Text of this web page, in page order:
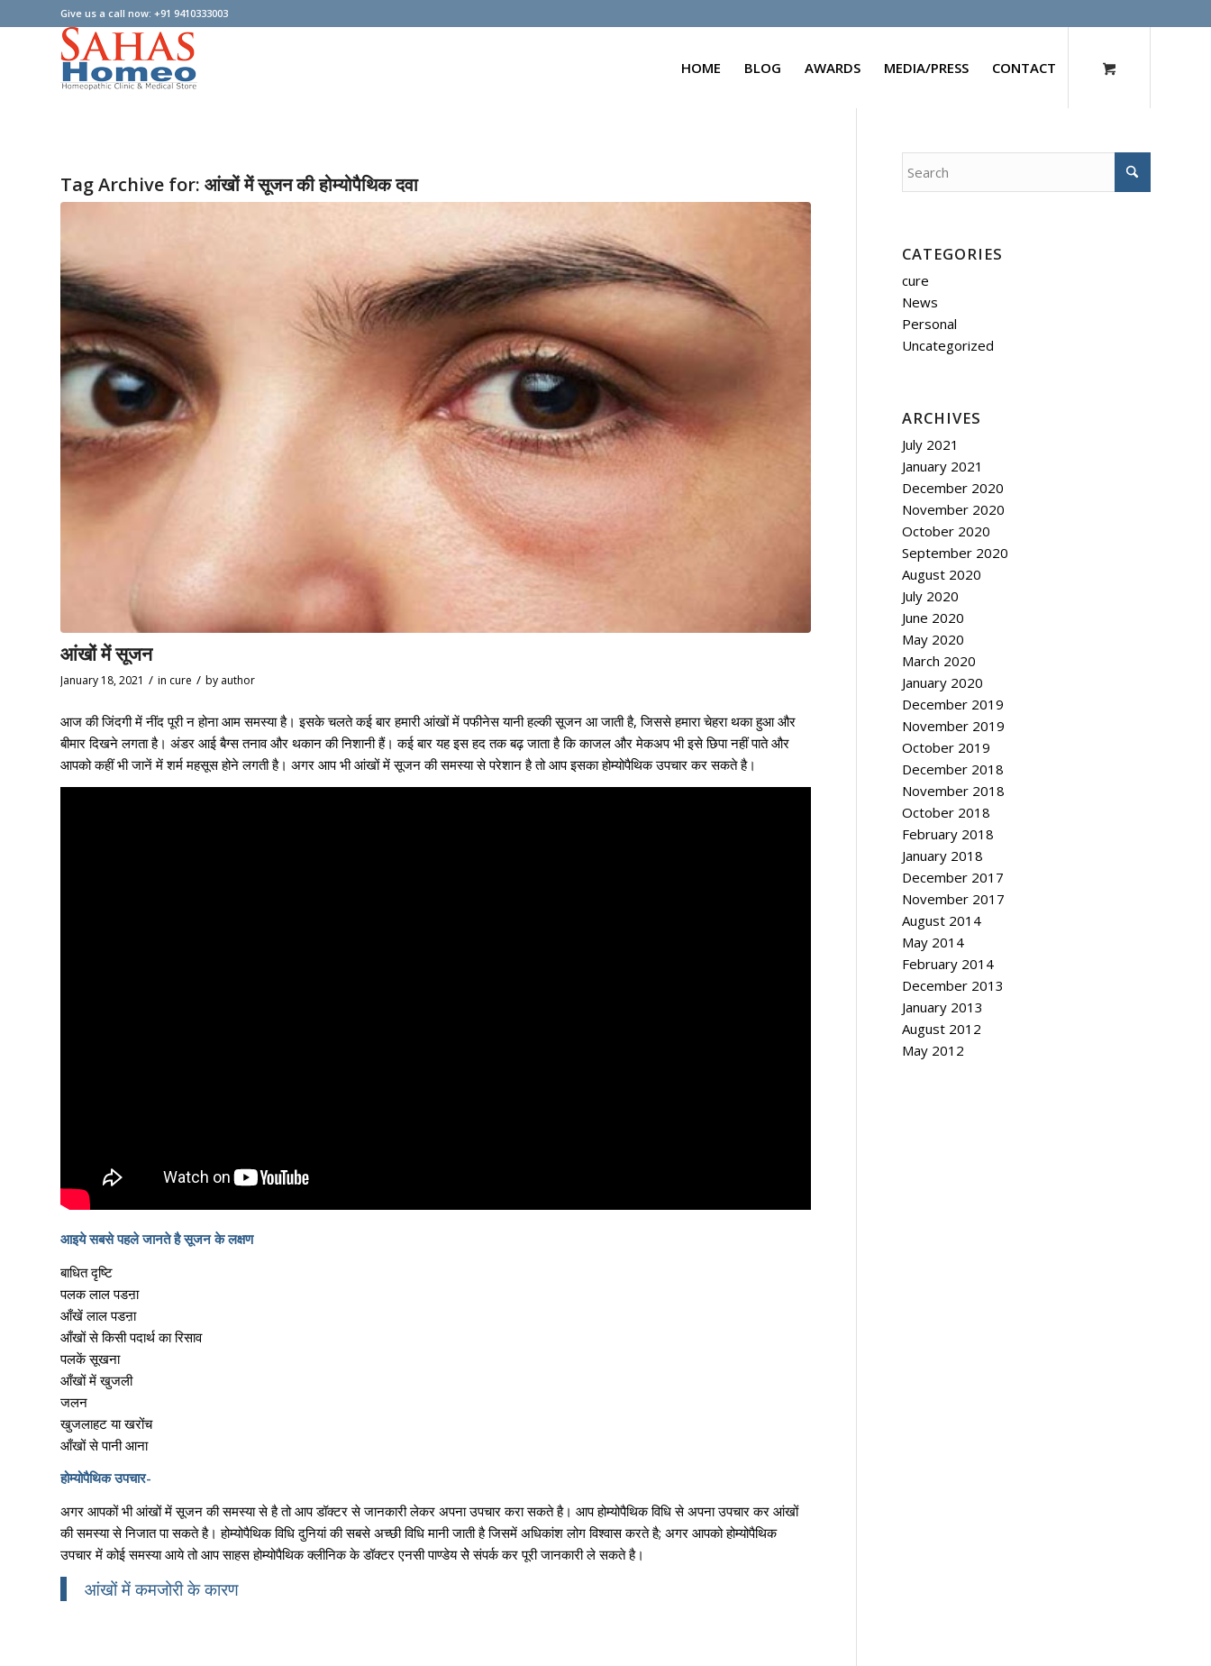
Give us a call now: +91 9410333003
HOME BLOG AWARDS MEDIA/PRESS CONTACT
Tag Archive for: आंखों में सूजन की होम्योपैथिक दवा
आंखों में सूजन
January 18, 2021 / in cure / by author
आज की जिंदगी में नींद पूरी न होना आम समस्या है। इसके चलते कई बार हमारी आंखों में पफीनेस यानी हल्की सूजन आ जाती है, जिससे हमारा चेहरा थका हुआ और
बीमार दिखने लगता है। अंडर आई बैग्स तनाव और थकान की निशानी हैं। कई बार यह इस हद तक बढ़ जाता है कि काजल और मेकअप भी इसे छिपा नहीं पाते और
आपको कहीं भी जानें में शर्म महसूस होने लगती है। अगर आप भी आंखों में सूजन की समस्या से परेशान है तो आप इसका होम्योपैथिक उपचार कर सकते है।
आइये सबसे पहले जानते है सूजन के लक्षण
बाधित दृष्टि
पलक लाल पडऩा
आँखें लाल पडऩा
आँखों से किसी पदार्थ का रिसाव
पलकें सूखना
आँखों में खुजली
जलन
खुजलाहट या खरोंच
आँखों से पानी आना
होम्योपैथिक उपचार-
अगर आपकों भी आंखों में सूजन की समस्या से है तो आप डॉक्टर से जानकारी लेकर अपना उपचार करा सकते है। आप होम्योपैथिक विधि से अपना उपचार कर आंखों
की समस्या से निजात पा सकते है। होम्योपैथिक विधि दुनियां की सबसे अच्छी विधि मानी जाती है जिसमें अधिकांश लोग विश्वास करते है; अगर आपको होम्योपैथिक
उपचार में कोई समस्या आये तो आप साहस होम्योपैथिक क्लीनिक के डॉक्टर एनसी पाण्डेय सेे संपर्क कर पूरी जानकारी ले सकते है।
आंखों में कमजोरी के कारण
CATEGORIES
cure
News
Personal
Uncategorized
ARCHIVES
July 2021
January 2021
December 2020
November 2020
October 2020
September 2020
August 2020
July 2020
June 2020
May 2020
March 2020
January 2020
December 2019
November 2019
October 2019
December 2018
November 2018
October 2018
February 2018
January 2018
December 2017
November 2017
August 2014
May 2014
February 2014
December 2013
January 2013
August 2012
May 2012